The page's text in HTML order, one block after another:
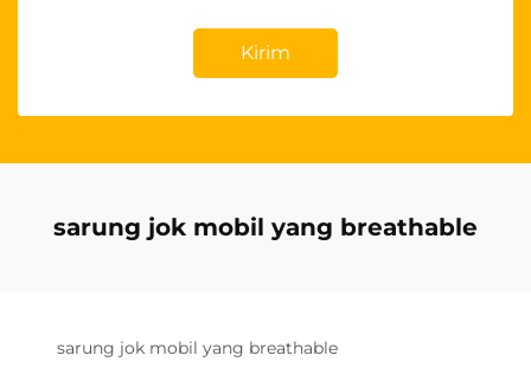
Kirim
sarung jok mobil yang breathable
sarung jok mobil yang breathable